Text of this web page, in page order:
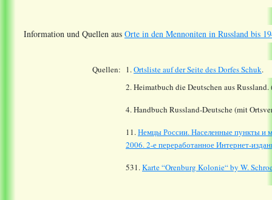
Information und Quellen aus Orte in den Mennoniten in Russland bis
Quellen: 1.Ortsliste auf der Seite des DorfesSchuk.
2. Heimatbuch die Deutschen aus
4. Handbuch Russland-Deutsche (mit
11.Немцы России. Населенные пункты и
2006. 2-е переработанное Интернет-
531.Karte “Orenburg Kolonie“ by W.